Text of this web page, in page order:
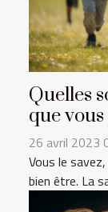
Quelles
que
26 avril 2023
Vous le
bien être. La